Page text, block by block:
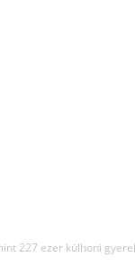
227 ezer külhoni